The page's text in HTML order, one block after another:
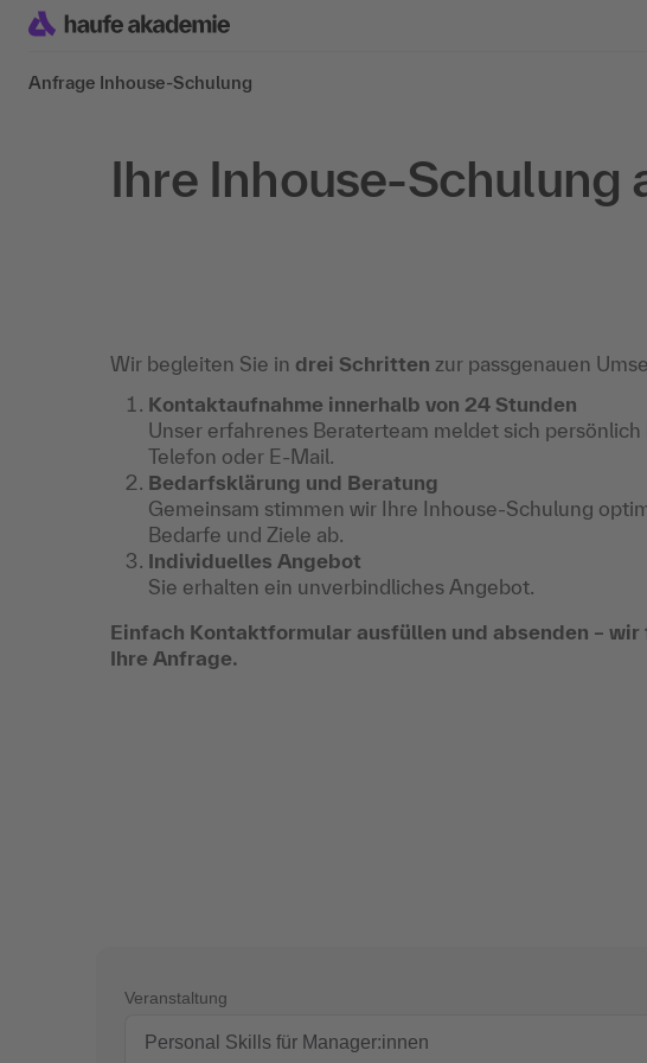
Anfrage Inhouse-Schulung
Ihre Inhouse-Schulung
Wir begleiten Sie in drei Schritten zur passgenauen
Kontaktaufnahme innerhalb von 24 Stunden
Unser erfahrenes Beraterteam meldet sich persönlich
Telefon oder E-Mail.
Bedarfsklärung und Beratung
Gemeinsam stimmen wir Ihre Inhouse-Schulung
Bedarfe und Ziele ab.
Individuelles Angebot
Sie erhalten ein unverbindliches Angebot.
Einfach Kontaktformular ausfüllen und absenden – wir
Ihre Anfrage.
Veranstaltung